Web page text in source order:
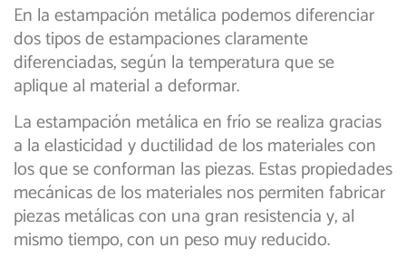
En la estampación metálica podemos diferenciar
dos tipos de estampaciones claramente
diferenciadas, según la temperatura que se
aplique al material a deformar.
La estampación metálica en frío se realiza gracias
a la elasticidad y ductilidad de los materiales con
los que se conforman las piezas. Estas propiedades
mecánicas de los materiales nos permiten fabricar
piezas metálicas con una gran resistencia y, al
mismo tiempo, con un peso muy reducido.